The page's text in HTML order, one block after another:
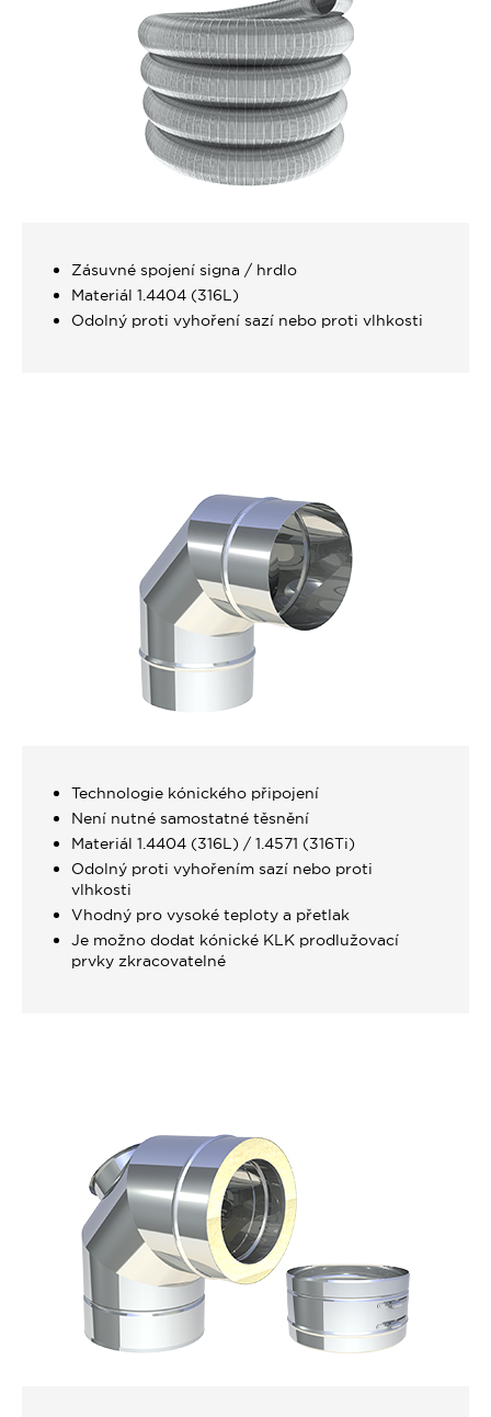
Zásuvné spojení signa / hrdlo
Materiál 1.4404 (316L)
Odolný proti vyhoření sazí nebo proti vlhkosti
Technologie kónického připojení
Není nutné samostatné těsnění
Materiál 1.4404 (316L) / 1.4571 (316Ti)
Odolný proti vyhořením sazí nebo proti
vlhkosti
Vhodný pro vysoké teploty a přetlak
Je možno dodat kónické KLK prodlužovací
prvky zkracovatelné